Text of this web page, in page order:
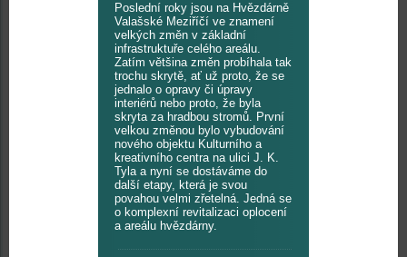
Poslední roky jsou na Hvězdárně
Valašské Meziříčí ve znamení
velkých změn v základní
infrastruktuře celého areálu.
Zatím většina změn probíhala tak
trochu skrytě, ať už proto, že se
jednalo o opravy či úpravy
interiérů nebo proto, že byla
skryta za hradbou stromů. První
velkou změnou bylo vybudování
nového objektu Kulturního a
kreativního centra na ulici J. K.
Tyla a nyní se dostáváme do
další etapy, která je svou
povahou velmi zřetelná. Jedná se
o komplexní revitalizaci oplocení
a areálu hvězdárny.